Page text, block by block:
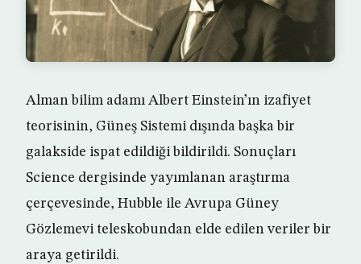
Alman bilim adamı Albert Einstein’ın izafiyet
teorisinin, Güneş Sistemi dışında başka bir
galakside ispat edildiği bildirildi. Sonuçları
Science dergisinde yayımlanan araştırma
çerçevesinde, Hubble ile Avrupa Güney
Gözlemevi teleskobundan elde edilen veriler bir
araya getirildi.